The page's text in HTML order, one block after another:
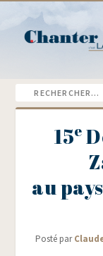
15e
au
Posté par